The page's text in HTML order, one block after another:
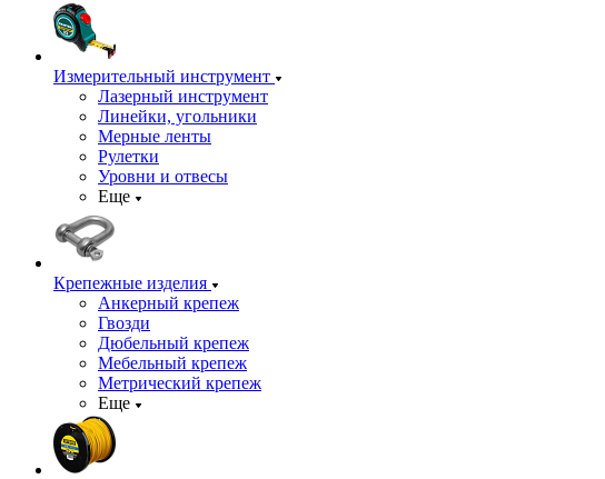
Измерительный инструмент
Лазерный инструмент
Линейки, угольники
Мерные ленты
Рулетки
Уровни и отвесы
Еще
Крепежные изделия
Анкерный крепеж
Гвозди
Дюбельный крепеж
Мебельный крепеж
Метрический крепеж
Еще